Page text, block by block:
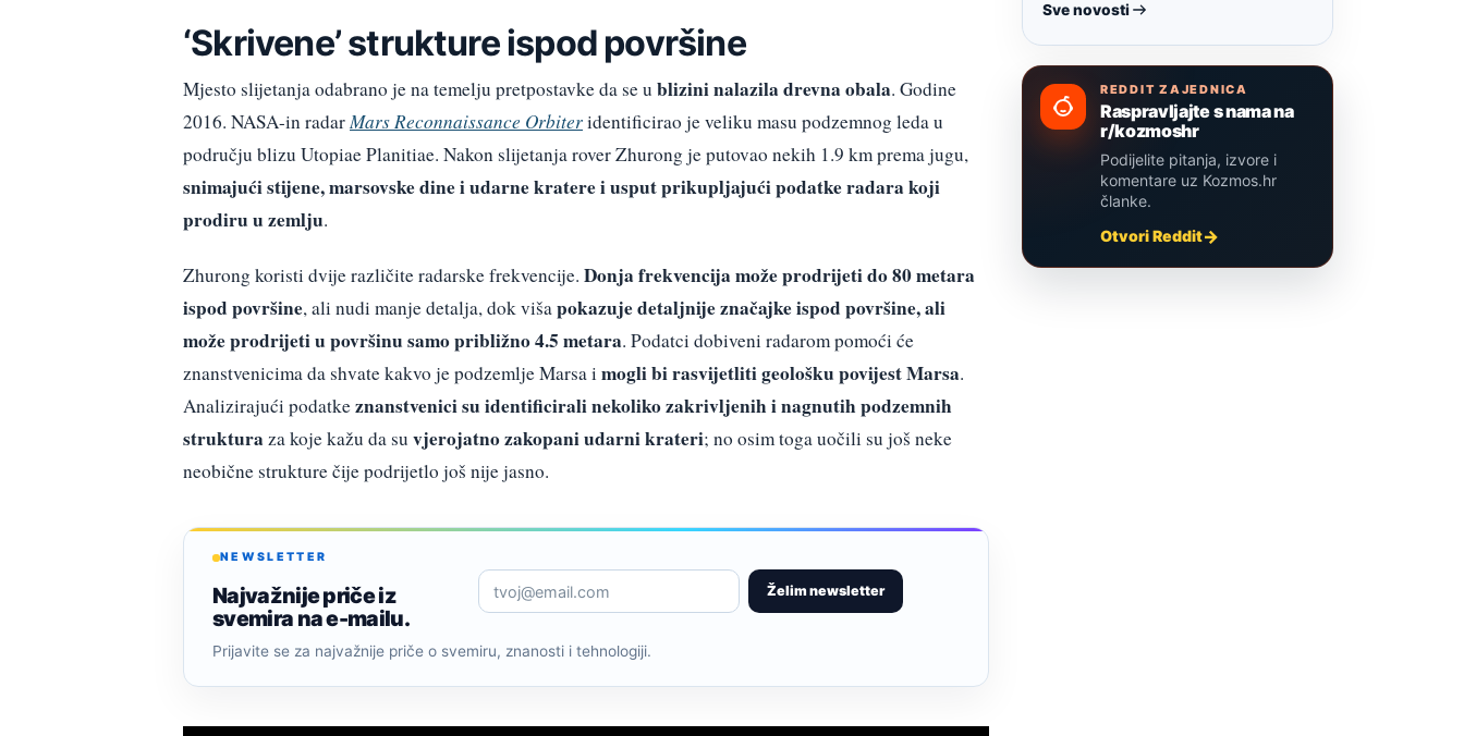
‘Skrivene’ strukture ispod površine
Mjesto slijetanja odabrano je na temelju pretpostavke da se u blizini nalazila drevna obala. Godine
2016. NASA-in radarMars Reconnaissance Orbiteridentificirao je veliku masu podzemnog leda u
području blizu Utopiae Planitiae. Nakon slijetanja rover Zhurong je putovao nekih 1.9 km prema jugu,
snimajući stijene, marsovske dine i udarne kratere i usput prikupljajući podatke radara koji
prodiru u zemlju.
Zhurong koristi dvije različite radarske frekvencije. Donja frekvencija može prodrijeti do 80 metara
ispod površine, ali nudi manje detalja, dok višapokazuje detaljnije značajke ispod površine, ali
može prodrijeti u površinu samo približno 4.5 metara. Podatci dobiveni radarom pomoći će
znanstvenicima da shvate kakvo je podzemlje Marsa i mogli bi rasvijetliti geološku povijest Marsa.
Analizirajući podatkeznanstvenici su identificirali nekoliko zakrivljenih i nagnutih podzemnih
struktura za koje kažu da su vjerojatno zakopani udarni krateri; no osim toga uočili su još neke
neobične strukture čije podrijetlo još nije jasno.
NEWSLETTER
Najvažnije priče iz
svemira na e-mailu.
Želim newsletter
Prijavite se za najvažnije priče o svemiru, znanosti i tehnologiji.
Sve novosti
REDDIT ZAJEDNICA
Raspravljajte s nama na
r/kozmoshr
Podijelite pitanja, izvore i
komentare uz Kozmos.hr
članke.
Otvori Reddit